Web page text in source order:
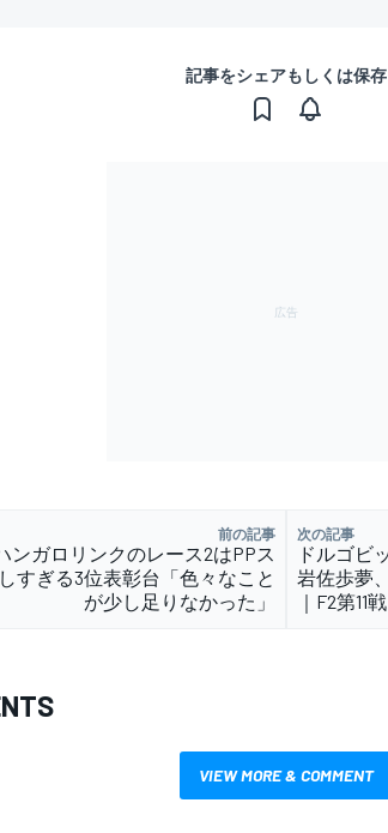
記事をシェアもしくは保存
前の記事
ンガロリンクのレース2はPPス
すぎる3位表彰台「色々なこと
が少し足りなかった」
次の記事
ドルゴビ
岩佐歩夢
｜F2第11
VIEW MORE & COMMENT